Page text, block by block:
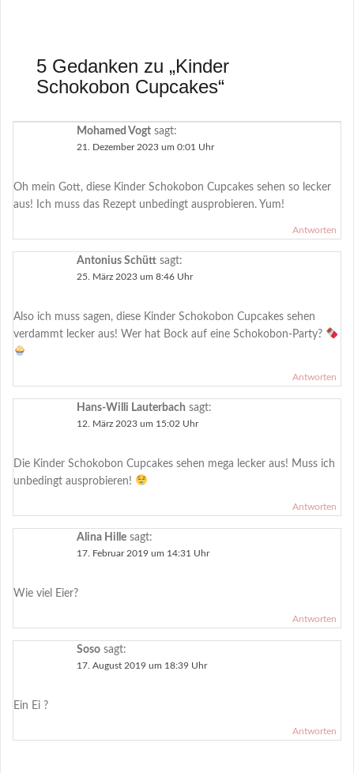
5 Gedanken zu „Kinder
Schokobon Cupcakes“
Mohamed Vogt sagt:
21. Dezember 2023 um 0:01 Uhr
Oh mein Gott, diese Kinder Schokobon Cupcakes sehen so lecker
aus! Ich muss das Rezept unbedingt ausprobieren. Yum!
Antworten
Antonius Schütt sagt:
25. März 2023 um 8:46 Uhr
Also ich muss sagen, diese Kinder Schokobon Cupcakes sehen
verdammt lecker aus! Wer hat Bock auf eine Schokobon-Party?
Antworten
Hans-Willi Lauterbach sagt:
12. März 2023 um 15:02 Uhr
Die Kinder Schokobon Cupcakes sehen mega lecker aus! Muss ich
unbedingt ausprobieren!
Antworten
Alina Hille sagt:
17. Februar 2019 um 14:31 Uhr
Wie viel Eier?
Antworten
Soso sagt:
17. August 2019 um 18:39 Uhr
Ein Ei ?
Antworten